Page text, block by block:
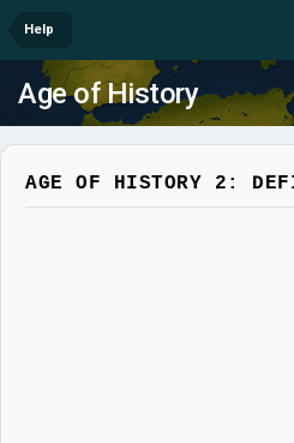
Help
Age of History
AGE OF HISTORY 2: